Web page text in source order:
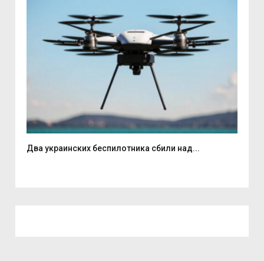
Два украинских беспилотника сбили над...